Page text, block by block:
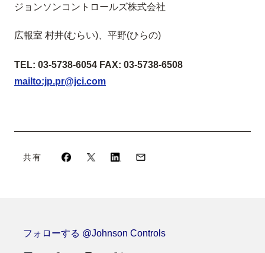
ジョンソンコントロールズ株式会社
広報室 村井(むらい)、平野(ひらの)
TEL: 03-5738-6054 FAX: 03-5738-6508
mailto:jp.pr@jci.com
共有
フォローする @Johnson Controls